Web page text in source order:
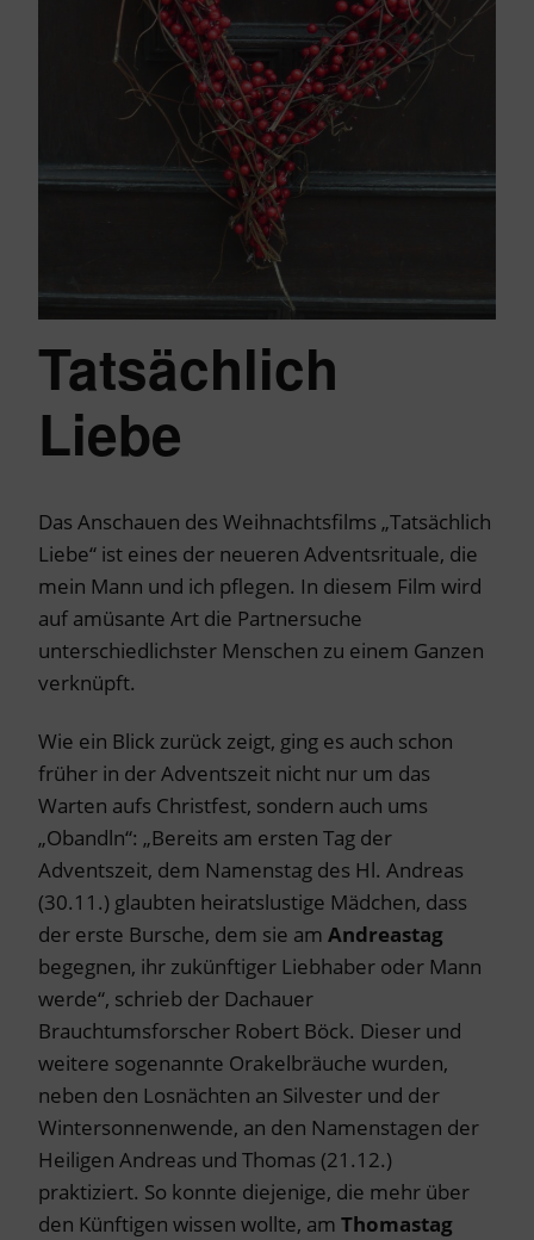
Tatsächlich
Liebe
Das Anschauen des Weihnachtsfilms „Tatsächlich
Liebe“ ist eines der neueren Adventsrituale, die
mein Mann und ich pflegen. In diesem Film wird
auf amüsante Art die Partnersuche
unterschiedlichster Menschen zu einem Ganzen
verknüpft.
Wie ein Blick zurück zeigt, ging es auch schon
früher in der Adventszeit nicht nur um das
Warten aufs Christfest, sondern auch ums
„Obandln“: „Bereits am ersten Tag der
Adventszeit, dem Namenstag des Hl. Andreas
(30.11.) glaubten heiratslustige Mädchen, dass
der erste Bursche, dem sie am Andreastag
begegnen, ihr zukünftiger Liebhaber oder Mann
werde“, schrieb der Dachauer
Brauchtumsforscher Robert Böck. Dieser und
weitere sogenannte Orakelbräuche wurden,
neben den Losnächten an Silvester und der
Wintersonnenwende, an den Namenstagen der
Heiligen Andreas und Thomas (21.12.)
praktiziert. So konnte diejenige, die mehr über
den Künftigen wissen wollte, am Thomastag